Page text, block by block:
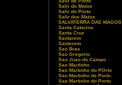
Salir do Matos
Salir do Porto
Salir dos Matos
SALVATERRA DAE MAGOS
Santa Catarina
Santa Cruz
Santarem
Santerem
Sao Bras
Sao Gregorio
Sao Joao do Campo
Sao Martinho
Sao Martinho do POrto
Sao Martinho de Porto
Sao Martinho do Porto